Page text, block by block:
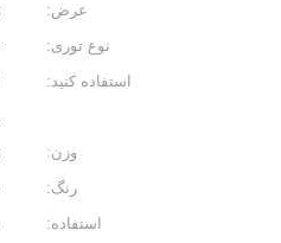
عرض:
نوع توری:
استفاده کنید:
وزن:
رنگ:
استفاده: